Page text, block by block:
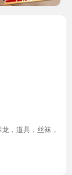
，道具，丝袜，